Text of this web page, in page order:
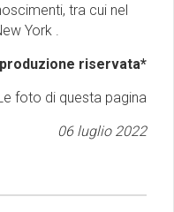
tra cui nel
York .
riservata*
foto di questa pagina
06 luglio 2022